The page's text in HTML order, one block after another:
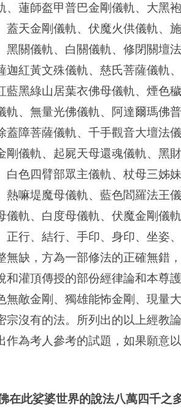
蓮師盔甲普巴金剛儀軌、大黑
天金剛儀軌、伏魔火供儀軌、
關儀軌、白關儀軌、修閉關壇
紅黃文殊儀軌、慈氏菩薩儀軌
黑綠山居葉衣佛母儀軌、煙色
、無量光佛儀軌、阿達爾瑪佛
障菩薩儀軌、千手觀音大壇法
儀軌、起屍天母還魂儀軌、黑
色四臂部眾主儀軌、杖母三姊
嘛堤魔母儀軌、藍色閻羅法王
軌、白度母儀軌、伏魔金剛儀
行、結行、手印、身印、坐姿
缺，方為一部修法的正確無錯
灌頂傳授的部份經律論和本尊
敵金剛、獨雄能怖金剛、現量
沒有的法。所列出的以上經教
為考人參考的試題，如果願意
在此娑婆世界的說法八萬四千之